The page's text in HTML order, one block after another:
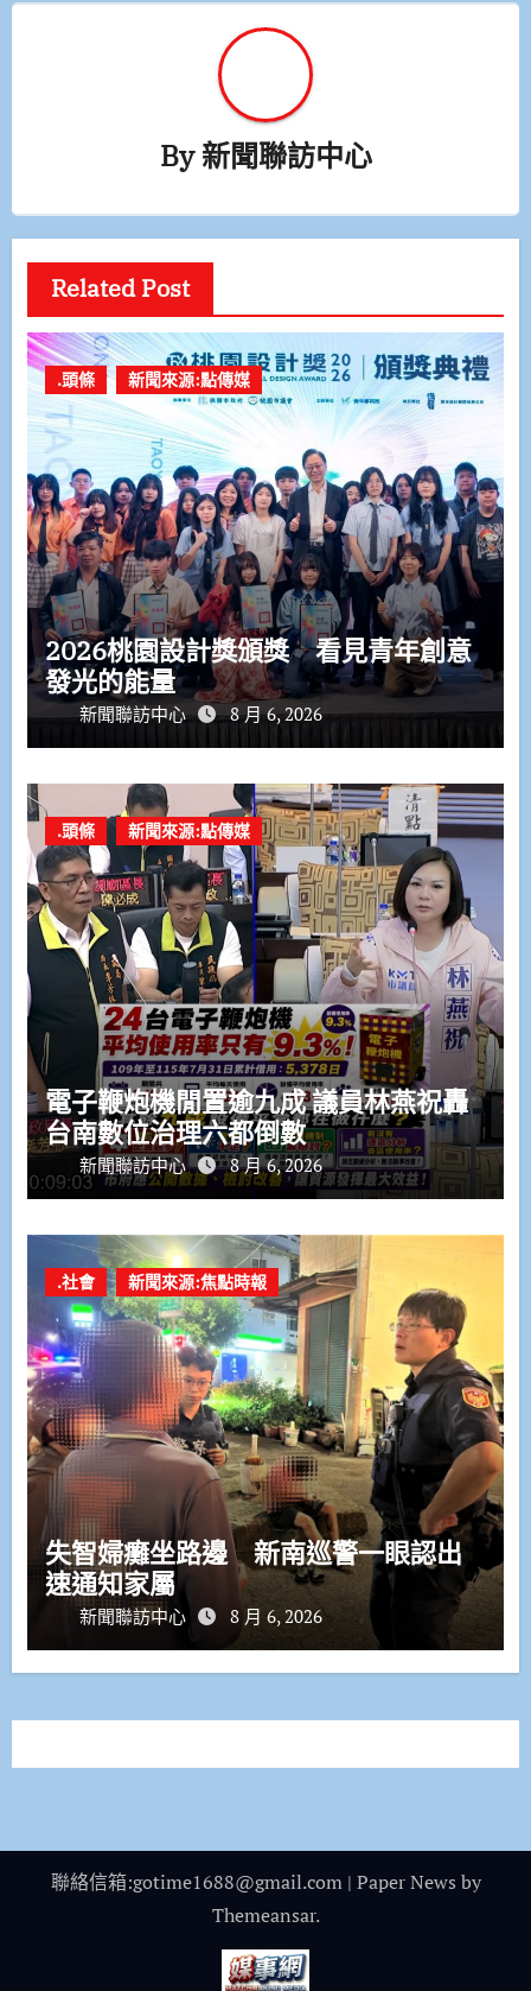
By新聞聯訪中心
Related Post
.頭條 新聞來源:點傳媒
2026桃園設計獎頒獎 看見青年創意
發光的能量
新聞聯訪中心 8 月 6, 2026
.頭條 新聞來源:點傳媒
電子鞭炮機閒置逾九成 議員林燕祝轟
台南數位治理六都倒數
新聞聯訪中心 8 月 6, 2026
.社會 新聞來源:焦點時報
失智婦癱坐路邊 新南巡警一眼認出
速通知家屬
新聞聯訪中心 8 月 6, 2026
聯絡信箱:gotime1688@gmail.com | Paper News by
Themeansar.